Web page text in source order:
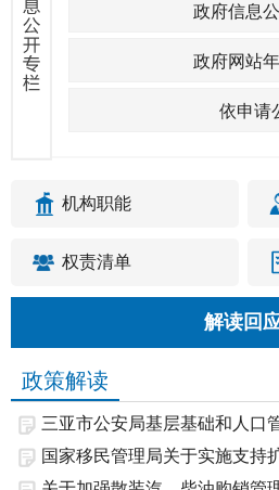
政府信息
政府网站
依申请
机构职能
权责清单
解读回
政策解读
三亚市公安局基层基础和人口
目...
国家移民管理局关于实施支持